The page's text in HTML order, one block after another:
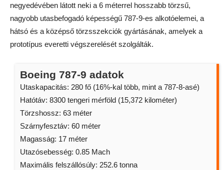
negyedévében látott neki a 6 méterrel hosszabb törzsű,
nagyobb utasbefogadó képességű 787-9-es alkotóelemei, a
hátsó és a középső törzsszekciók gyártásának, amelyek a
prototípus everetti végszerelését szolgálták.
Boeing 787-9 adatok
Utaskapacitás: 280 fő (16%-kal több, mint a 787-8-asé)
Hatótáv: 8300 tengeri mérföld (15,372 kilométer)
Törzshossz: 63 méter
Szárnyfesztáv: 60 méter
Magasság: 17 méter
Utazósebesség: 0.85 Mach
Maximális felszállósúly: 252.6 tonna